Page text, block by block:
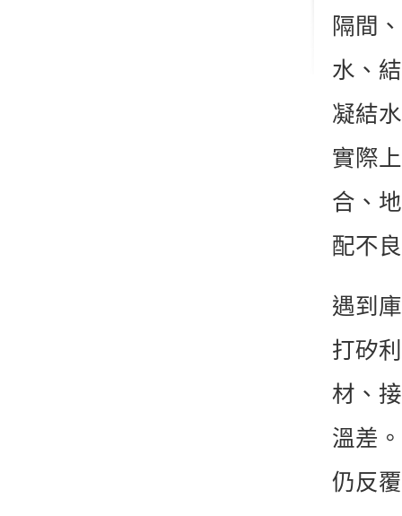
隔間
水、
凝結
實際
合、
配不
遇到
打矽
材、
溫差
仍反